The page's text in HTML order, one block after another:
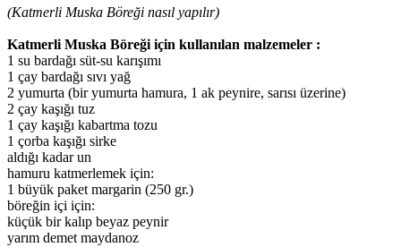
(Katmerli Muska Böreği nasıl yapılır)
Katmerli Muska Böreği için kullanılan malzemeler :
1 su bardağı süt-su karışımı
1 çay bardağı sıvı yağ
2 yumurta (bir yumurta hamura, 1 ak peynire, sarısı üzerine)
2 çay kaşığı tuz
1 çay kaşığı kabartma tozu
1 çorba kaşığı sirke
aldığı kadar un
hamuru katmerlemek için:
1 büyük paket margarin (250 gr.)
böreğin içi için:
küçük bir kalıp beyaz peynir
yarım demet maydanoz